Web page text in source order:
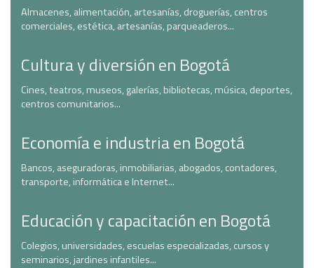
Almacenes, alimentación, artesanías, droguerías, centros
comerciales, estética, artesanías, parqueaderos...
Cultura y diversión en Bogotá
Cines, teatros, museos, galerías, bibliotecas, música, deportes,
centros comunitarios...
Economía e industria en Bogotá
Bancos, aseguradoras, inmobiliarias, abogados, contadores,
transporte, informática e Internet...
Educación y capacitación en Bogotá
Colegios, universidades, escuelas especializadas, cursos y
seminarios, jardines infantiles...